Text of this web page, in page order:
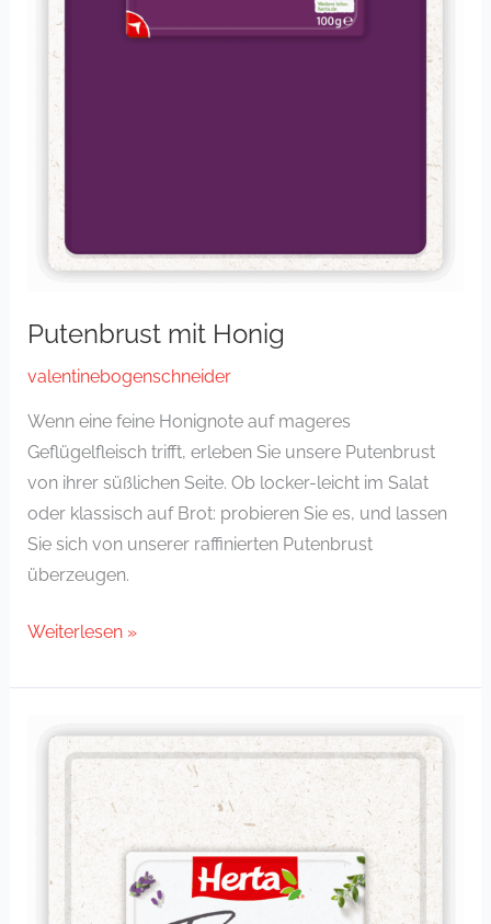
Putenbrust mit Honig
valentinebogenschneider
Wenn eine feine Honignote auf mageres
Geflügelfleisch trifft, erleben Sie unsere Putenbrust
von ihrer süßlichen Seite. Ob locker-leicht im Salat
oder klassisch auf Brot: probieren Sie es, und lassen
Sie sich von unserer raffinierten Putenbrust
überzeugen.
Weiterlesen »
Hähnchenbrust
Kräutern
Provence